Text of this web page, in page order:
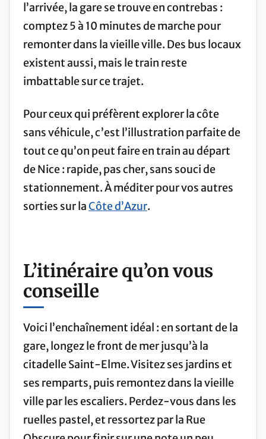
l’arrivée, la gare se trouve en contrebas :
comptez 5 à 10 minutes de marche pour
remonter dans la vieille ville. Des bus locaux
existent aussi, mais le train reste
imbattable sur ce trajet.
Pour ceux qui préfèrent explorer la côte
sans véhicule, c’est l’illustration parfaite de
tout ce qu’on peut faire en train au départ
de Nice : rapide, pas cher, sans souci de
stationnement. À méditer pour vos autres
sorties sur laCôte d’Azur.
L’itinéraire qu’on vous
conseille
Voici l’enchaînement idéal : en sortant de la
gare, longez le front de mer jusqu’à la
citadelle Saint-Elme. Visitez ses jardins et
ses remparts, puis remontez dans la vieille
ville par les escaliers. Perdez-vous dans les
ruelles pastel, et ressortez par la Rue